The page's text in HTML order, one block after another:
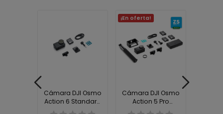
Cámara DJI Osmo
Action 6 Standard
Combo
¡En oferta!
Cámara DJI Osmo
Action 5 Pro
Adventure